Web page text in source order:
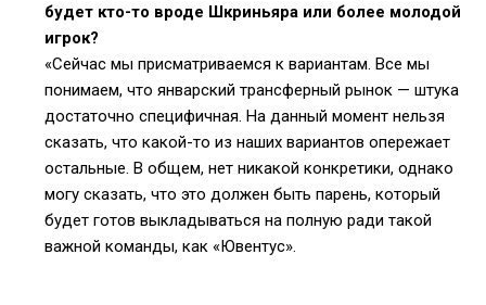
будет кто-то вроде Шкриньяра или более молодой
игрок?
«Сейчас мы присматриваемся к вариантам. Все мы
понимаем, что январский трансферный рынок — штука
достаточно специфичная. На данный момент нельзя
сказать, что какой-то из наших вариантов опережает
остальные. В общем, нет никакой конкретики, однако
могу сказать, что это должен быть парень, который
будет готов выкладываться на полную ради такой
важной команды, как «Ювентус».